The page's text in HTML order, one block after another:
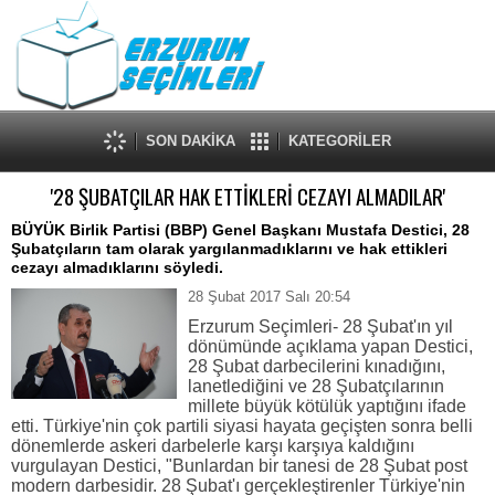
SON DAKİKA KATEGORİLER
'28 ŞUBATÇILAR HAK ETTİKLERİ CEZAYI ALMADILAR'
BÜYÜK Birlik Partisi (BBP) Genel Başkanı Mustafa Destici, 28
Şubatçıların tam olarak yargılanmadıklarını ve hak ettikleri
cezayı almadıklarını söyledi.
28 Şubat 2017 Salı 20:54
Erzurum Seçimleri- 28 Şubat'ın yıl
dönümünde açıklama yapan Destici,
28 Şubat darbecilerini kınadığını,
lanetlediğini ve 28 Şubatçılarının
millete büyük kötülük yaptığını ifade
etti. Türkiye'nin çok partili siyasi hayata geçişten sonra belli
dönemlerde askeri darbelerle karşı karşıya kaldığını
vurgulayan Destici, "Bunlardan bir tanesi de 28 Şubat post
modern darbesidir. 28 Şubat'ı gerçekleştirenler Türkiye'nin